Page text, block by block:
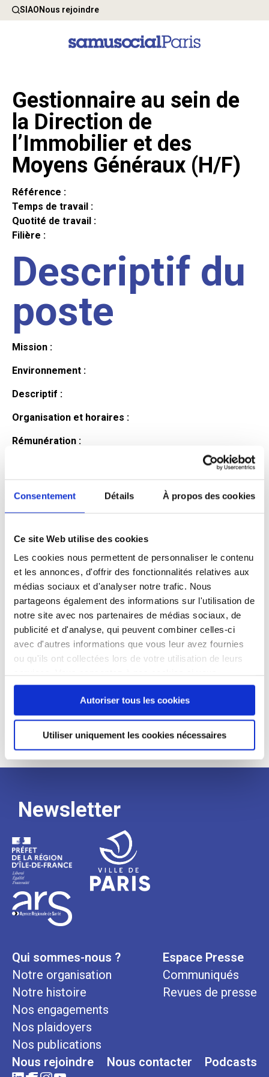
Consentement Détails À propos des cookies
Ce site Web utilise des cookies
Les cookies nous permettent de personnaliser le contenu
et les annonces, d'offrir des fonctionnalités relatives aux
médias sociaux et d'analyser notre trafic. Nous
partageons également des informations sur l'utilisation de
notre site avec nos partenaires de médias sociaux, de
publicité et d'analyse, qui peuvent combiner celles-ci
avec d'autres informations que vous leur avez fournies
ou qu'ils ont collectées lors de votre utilisation de leurs
continuez à utiliser notre site Web.
Autoriser tous les cookies
Utiliser uniquement les cookies nécessaires
SIAONous rejoindre
Gestionnaire au sein de
la Direction de
l’Immobilier et des
Moyens Généraux (H/F)
Référence :
Temps de travail :
Quotité de travail :
Filière :
Descriptif du
poste
Mission :
Environnement :
Descriptif :
Organisation et horaires :
Rémunération :
Profil du
candidat
Qualifications et diplômes :
Profil recherché :
Processus
de
recrutement
Newsletter
Qui sommes-nous ?
Notre organisation
Notre histoire
Nos engagements
Nos plaidoyers
Nos publications
Espace Presse
Communiqués
Revues de presse
Nous rejoindre Nous contacter Podcasts